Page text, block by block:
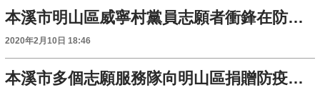
本溪市明山區威寧村黨員志願者衝鋒在防疫一線
2020年2月10日 18:46
本溪市多個志願服務隊向明山區捐贈防疫物資